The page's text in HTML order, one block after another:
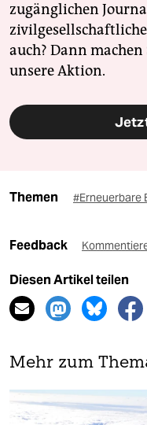
zugänglichen
auch? Dann
unsere Aktion.
Themen #Erneuerbare
Feedback
Diesen Artikel teilen
Mehr zum